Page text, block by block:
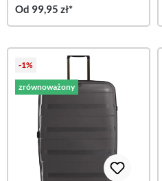
Od 99,95 zł*
-1%
zrównoważony